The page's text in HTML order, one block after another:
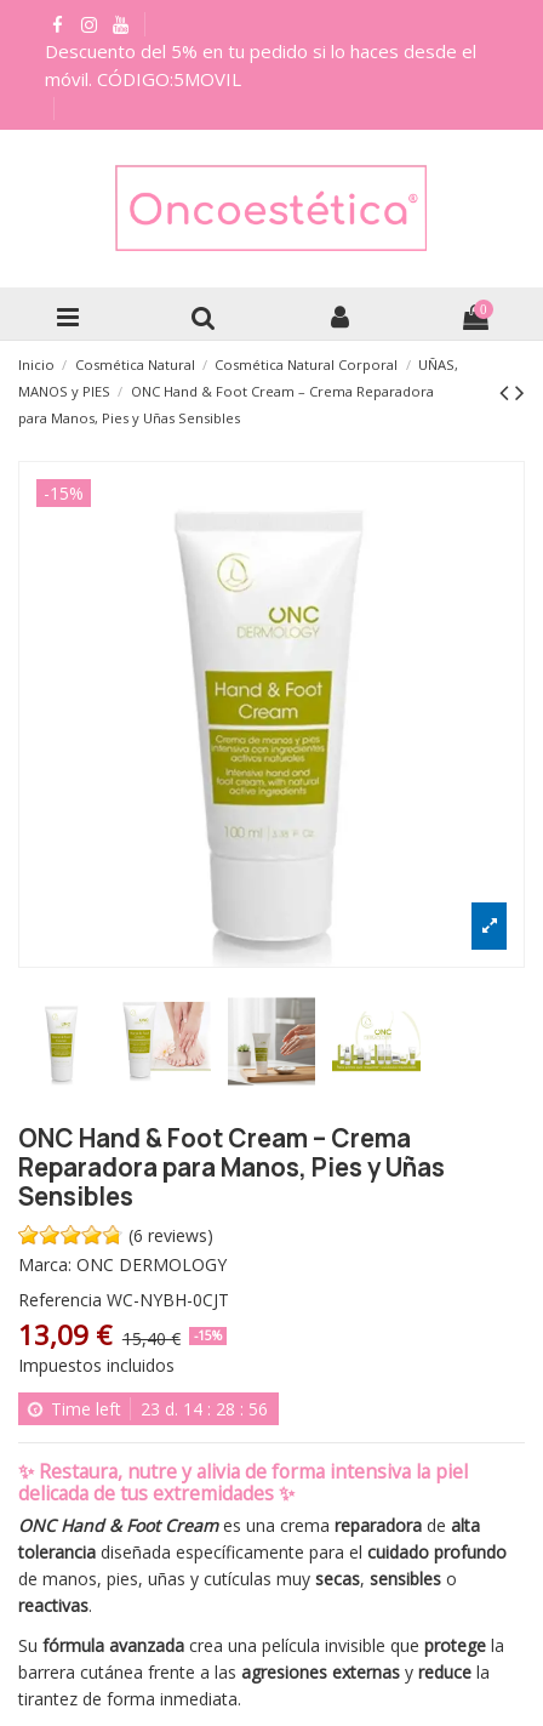
Descuento del 5% en tu pedido si lo haces desde el
móvil. CÓDIGO:5MOVIL
0
Inicio Cosmética Natural Cosmética Natural Corporal
UÑAS,
MANOS y PIES
ONC Hand & Foot Cream – Crema Reparadora
para Manos, Pies y Uñas Sensibles
-15%
ONC Hand & Foot Cream – Crema
Reparadora para Manos, Pies y Uñas
Sensibles
(6 reviews)
Marca: ONC DERMOLOGY
Referencia WC-NYBH-0CJT
13,09 € 15,40 € -15%
Impuestos incluidos
Time left
23 d. 14 : 28 : 56
✨Restaura, nutre y alivia de forma intensiva la piel
delicada de tus extremidades✨
ONC Hand & Foot Cream es una crema reparadora de alta
tolerancia diseñada específicamente para el cuidado profundo
de manos, pies, uñas y cutículas muy secas, sensibles o
reactivas.
Su fórmula avanzada crea una película invisible que protege la
barrera cutánea frente a las agresiones externas y reduce la
tirantez de forma inmediata.